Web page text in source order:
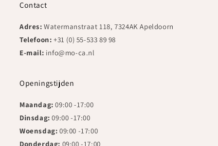
Contact
Adres:Watermanstraat 118, 7324AK Apeldoorn
Telefoon: +31 (0) 55-533 89 98
E-mail: info@mo-ca.nl
Openingstijden
Maandag: 09:00 -17:00
Dinsdag:09:00 -17:00
Woensdag: 09:00 -17:00
Donderdag: 09:00 -17:00